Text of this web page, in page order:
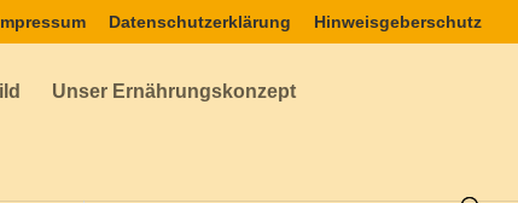
Datenschutzerklärung Hinweisgeberschutz
Unser Ernährungskonzept